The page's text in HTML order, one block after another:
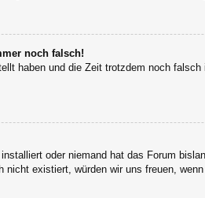
noch falsch!
haben und die Zeit trotzdem noch
oder niemand hat das Forum
existiert, würden wir uns freuen,